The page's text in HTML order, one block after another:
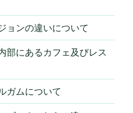
ョンの違いについて
部にあるカフェ及びレス
ガムについて